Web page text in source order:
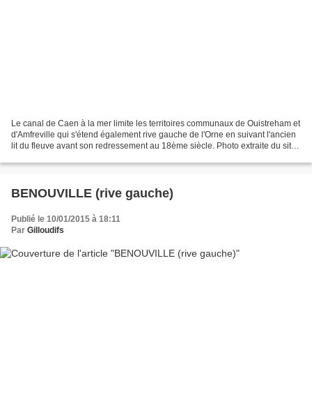
Le canal de Caen à la mer limite les territoires communaux de Ouistreham et
d'Amfreville qui s'étend également rive gauche de l'Orne en suivant l'ancien
lit du fleuve avant son redressement au 18ème siècle. Photo extraite du site
damfreville/...
BENOUVILLE (rive gauche)
Publié le 10/01/2015 à 18:11
Par Gilloudifs